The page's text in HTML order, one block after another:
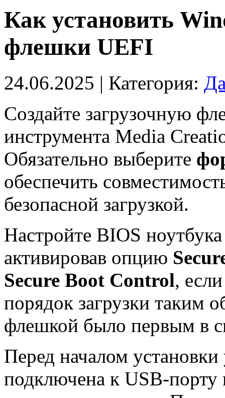
Как установить
флешки UEFI
24.06.2025 | Категория:
Создайте загрузочную
инструмента Media
Обязательно выберите
обеспечить
безопасной загрузкой.
Настройте BIOS
активировав опцию
Secure Boot Control,
порядок загрузки таким
флешкой было первым в
Перед началом
подключена к USB-порту